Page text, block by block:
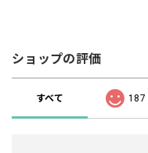
ショップの評価
すべて 187